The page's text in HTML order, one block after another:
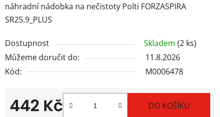
náhradní nádobka na nečistoty Polti FORZASPIRA
SR25.9_PLUS
Dostupnost Skladem (2 ks)
Můžeme doručit do:
11.8.2026
Kód:
M0006478
442 Kč DO KOŠÍKU